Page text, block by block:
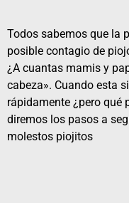
Todos sabemos que la
posible contagio de
¿A cuantas mamis y
cabeza». Cuando esta
rápidamente ¿pero qué
diremos los pasos a
molestos piojitos